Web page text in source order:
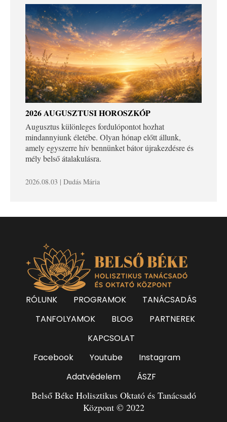
2026 AUGUSZTUSI HOROSZKÓP
Augusztus különleges fordulópontot hozhat
mindannyiunk életébe. Olyan hónap előtt állunk,
amely egyszerre hív bennünket bátor újrakezdésre és
mély belső átalakulásra.
2026.08.03 | Dudás Mária
RÓLUNK PROGRAMOK
TANÁCSADÁS
TANFOLYAMOK
BLOG
PARTNEREK
KAPCSOLAT
Facebook
Youtube
Instagram
Adatvédelem
ÁSZF
Belső Béke Holisztikus Oktató és Tanácsadó
Központ © 2022